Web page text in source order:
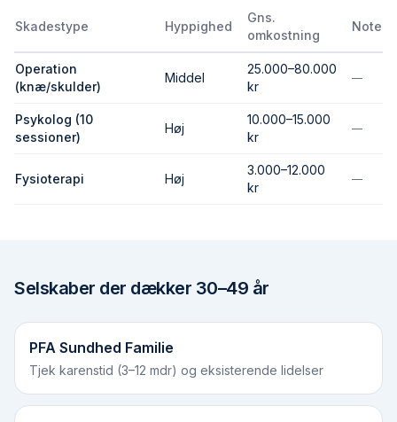
Skadestype Hyppighed
Gns.
omkostning
Note
Operation
(knæ/skulder)
Middel
25.000–80.000
kr
—
Psykolog (10
sessioner)
Høj
10.000–15.000
kr
—
Fysioterapi Høj
3.000–12.000
kr
—
Selskaber der dækker 30–49 år
PFA Sundhed Familie
Tjek karenstid (3–12 mdr) og eksisterende lidelser